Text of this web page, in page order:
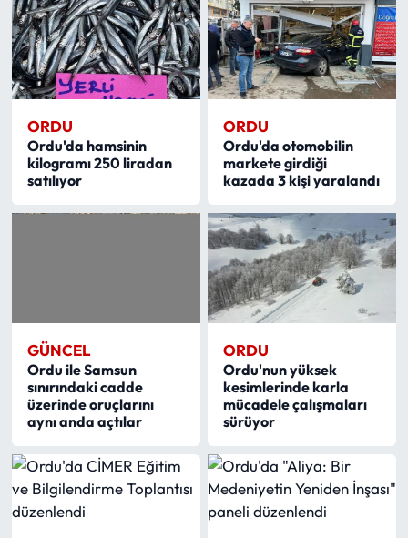
ORDU
Ordu'da hamsinin
kilogramı 250 liradan
satılıyor
ORDU
Ordu'da otomobilin
markete girdiği
kazada 3 kişi yaralandı
GÜNCEL
Ordu ile Samsun
sınırındaki cadde
üzerinde oruçlarını
aynı anda açtılar
ORDU
Ordu'nun yüksek
kesimlerinde karla
mücadele çalışmaları
sürüyor
Yaşam
Yayla Haber
Yemek Tarifleri
Yerel Haberler